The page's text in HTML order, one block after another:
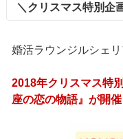
＼クリスマス特別企
婚活ラウンジルシェリ
2018年クリスマス特
座の恋の物語』が開催